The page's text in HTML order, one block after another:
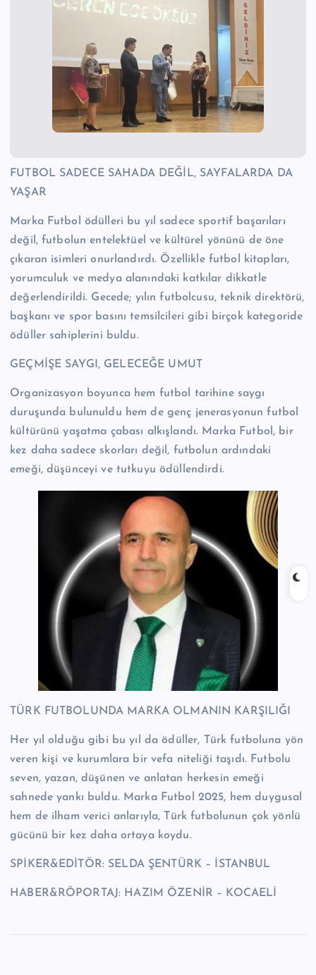
FUTBOL SADECE SAHADA DEĞİL, SAYFALARDA DA
YAŞAR
Marka Futbol ödülleri bu yıl sadece sportif başarıları
değil, futbolun entelektüel ve kültürel yönünü de öne
çıkaran isimleri onurlandırdı. Özellikle futbol kitapları,
yorumculuk ve medya alanındaki katkılar dikkatle
değerlendirildi. Gecede; yılın futbolcusu, teknik direktörü,
başkanı ve spor basını temsilcileri gibi birçok kategoride
ödüller sahiplerini buldu.
GEÇMİŞE SAYGI, GELECEĞE UMUT
Organizasyon boyunca hem futbol tarihine saygı
duruşunda bulunuldu hem de genç jenerasyonun futbol
kültürünü yaşatma çabası alkışlandı. Marka Futbol, bir
kez daha sadece skorları değil, futbolun ardındaki
emeği, düşünceyi ve tutkuyu ödüllendirdi.
TÜRK FUTBOLUNDA MARKA OLMANIN KARŞILIĞI
Her yıl olduğu gibi bu yıl da ödüller, Türk futboluna yön
veren kişi ve kurumlara bir vefa niteliği taşıdı. Futbolu
seven, yazan, düşünen ve anlatan herkesin emeği
sahnede yankı buldu. Marka Futbol 2025, hem duygusal
hem de ilham verici anlarıyla, Türk futbolunun çok yönlü
gücünü bir kez daha ortaya koydu.
SPİKER&EDİTÖR: SELDA ŞENTÜRK – İSTANBUL
HABER&RÖPORTAJ: HAZIM ÖZENİR – KOCAELİ